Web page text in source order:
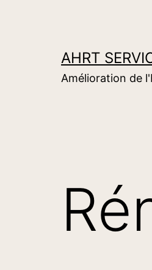
AHRT
Amélioration de